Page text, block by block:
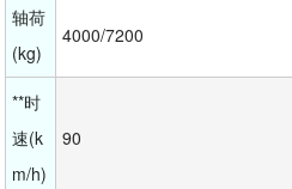
轴荷
(kg)
4000/7200
**时
速(k
m/h)
90